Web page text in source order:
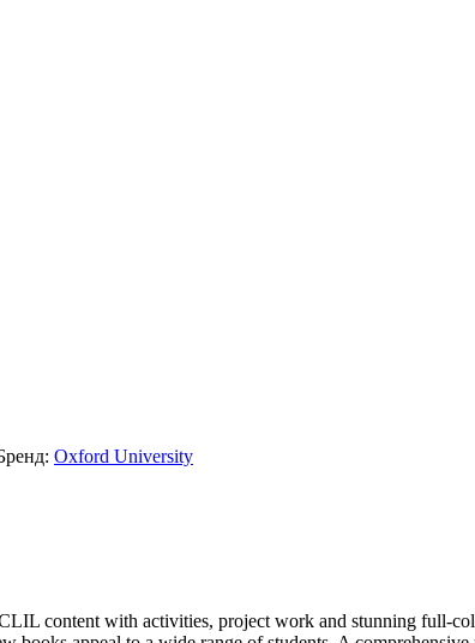
Oxford University
content with activities, project work and stunning full-